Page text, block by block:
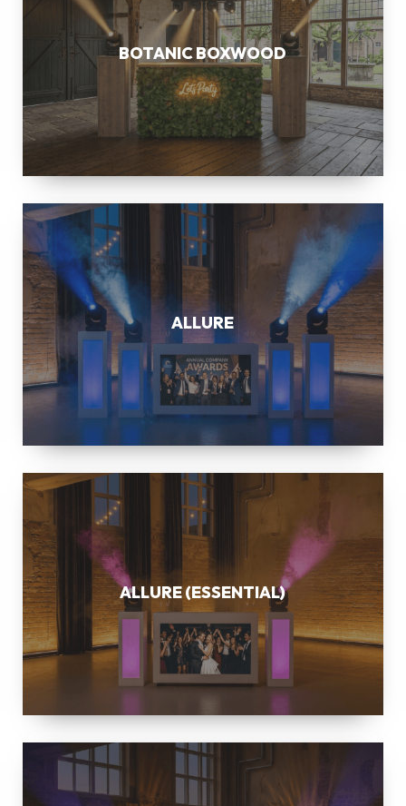
BOTANIC BOXWOOD
ALLURE
ALLURE
ALLURE (ESSENTIAL)
ALLURE
(ESSENTIAL)
ELEGANCE